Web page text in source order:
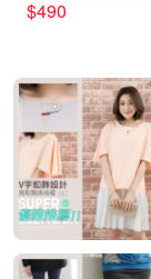
褲(S-7L)-P06眼圈
$490